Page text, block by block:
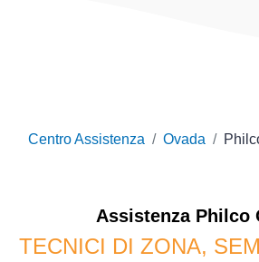
Centro Assistenza Ovada
Assistenza Philco
TECNICI DI ZONA,